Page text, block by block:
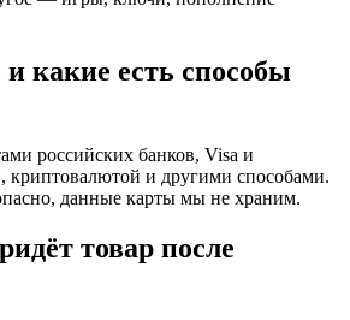
какие есть способы
российских банков, Visa и
криптовалютой и другими способами.
данные карты мы не храним.
товар после